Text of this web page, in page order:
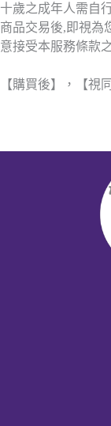
十歲之成年人需自
商品交易後,即視為
意接受本服務條款
【購買後】，【視